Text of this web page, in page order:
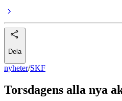
Dela
nyheter/SKF
Torsdagens alla nya